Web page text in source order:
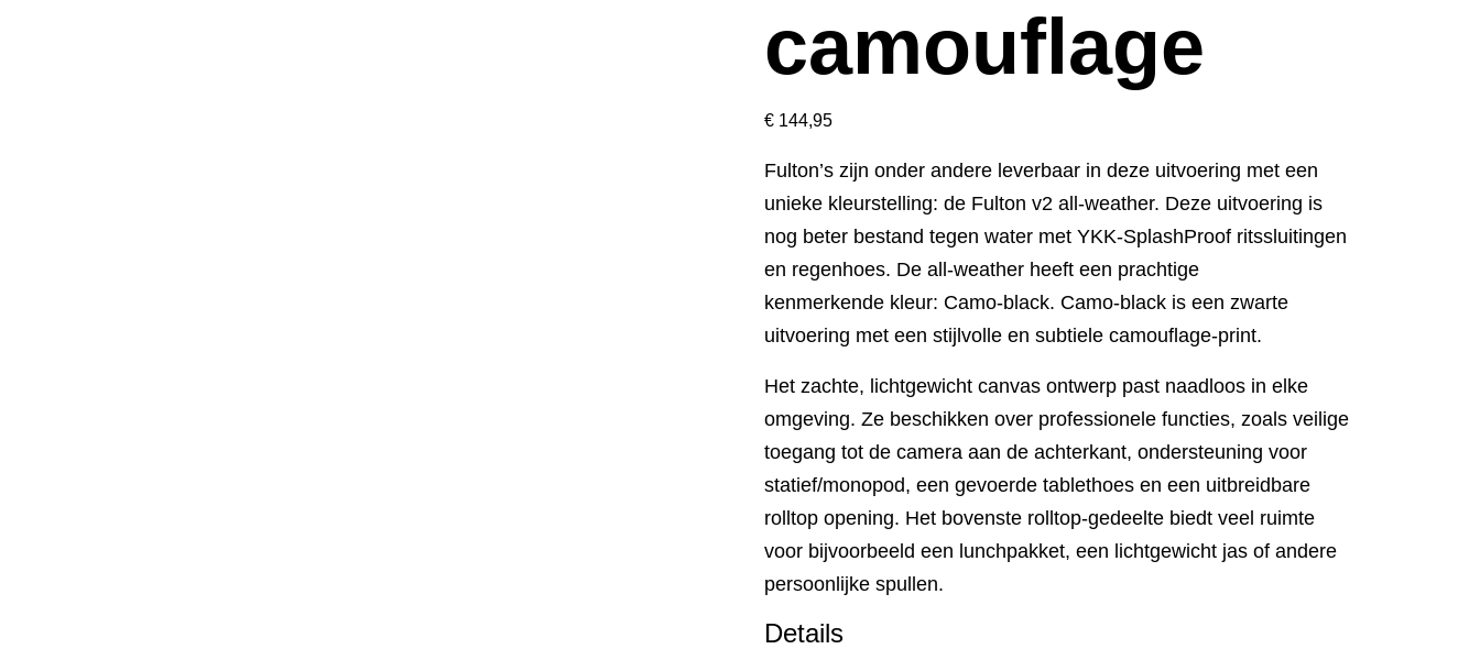
camouflage
€ 144,95
Fulton’s zijn onder andere leverbaar in deze uitvoering met een
unieke kleurstelling: de Fulton v2 all-weather. Deze uitvoering is
nog beter bestand tegen water met YKK-SplashProof ritssluitingen
en regenhoes. De all-weather heeft een prachtige
kenmerkende kleur: Camo-black. Camo-black is een zwarte
uitvoering met een stijlvolle en subtiele camouflage-print.
Het zachte, lichtgewicht canvas ontwerp past naadloos in elke
omgeving. Ze beschikken over professionele functies, zoals veilige
toegang tot de camera aan de achterkant, ondersteuning voor
statief/monopod, een gevoerde tablethoes en een uitbreidbare
rolltop opening. Het bovenste rolltop-gedeelte biedt veel ruimte
voor bijvoorbeeld een lunchpakket, een lichtgewicht jas of andere
persoonlijke spullen.
Details